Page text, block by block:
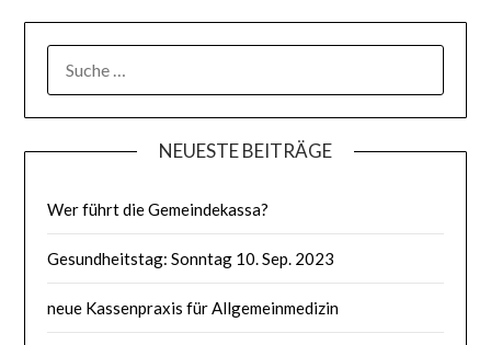
NACH:
NEUESTE BEITRÄGE
Wer führt die Gemeindekassa?
Gesundheitstag: Sonntag 10. Sep. 2023
neue Kassenpraxis für Allgemeinmedizin